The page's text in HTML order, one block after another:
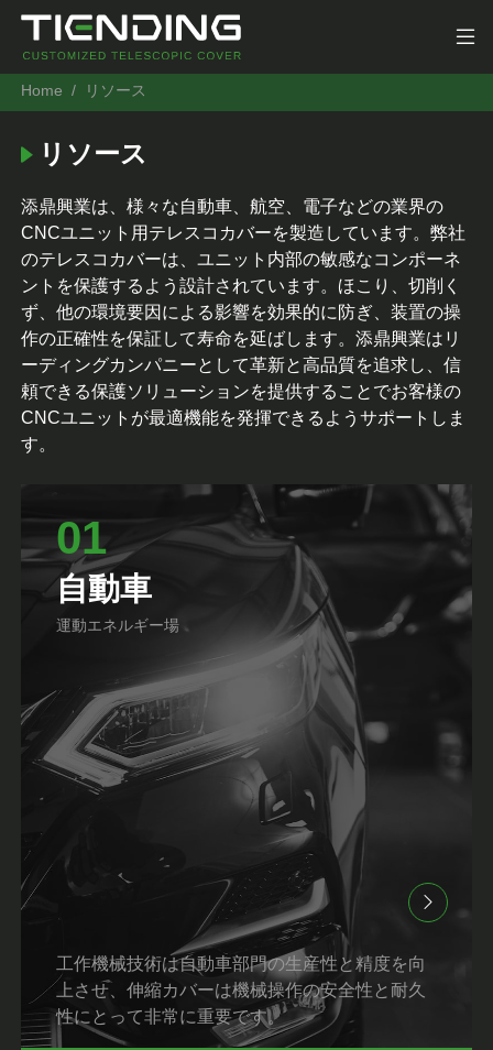
Home リソース
リソース
添鼎興業は、様々な自動車、航空、電子などの業界の
CNCユニット用テレスコカバーを製造しています。弊社
のテレスコカバーは、ユニット内部の敏感なコンポーネ
ントを保護するよう設計されています。ほこり、切削く
ず、他の環境要因による影響を効果的に防ぎ、装置の操
作の正確性を保証して寿命を延ばします。添鼎興業はリ
ーディングカンパニーとして革新と高品質を追求し、信
頼できる保護ソリューションを提供することでお客様の
CNCユニットが最適機能を発揮できるようサポートしま
す。
01
自動車
運動エネルギー場
工作機械技術は自動車部門の生産性と精度を向
上させ、伸縮カバーは機械操作の安全性と耐久
性にとって非常に重要です。